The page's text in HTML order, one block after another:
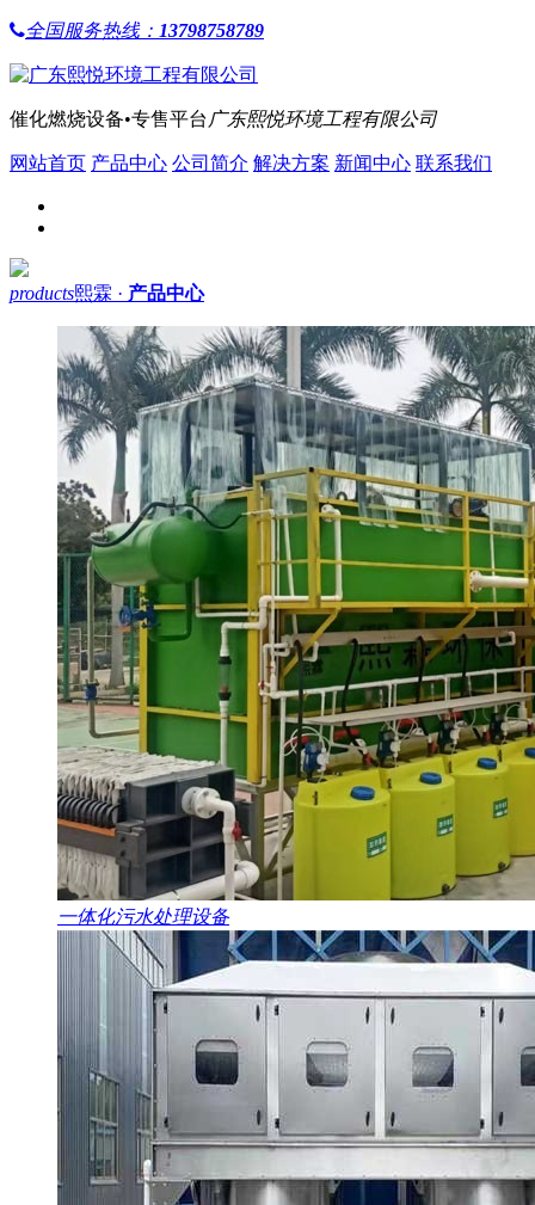
全国服务热线： 13798758789
催化燃烧设备•专售平台 广东熙悦环境工程有限公司
网站首页 产品中心 公司简介 解决方案 新闻中心 联系我们
products熙霖 · 产品中心
一体化污水处理设备